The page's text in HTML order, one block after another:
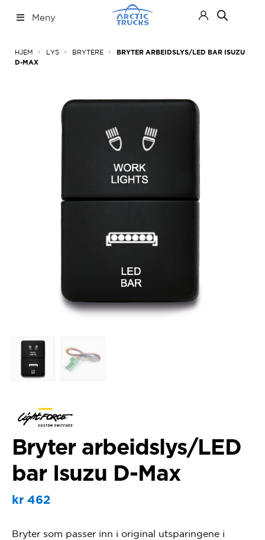
til
til
Meny
ut
HJEM LYS BRYTERE
BRYTER ARBEIDSLYS/LED BAR ISUZU
D-MAX
Bryter arbeidslys/LED
bar Isuzu D-Max
kr462
Bryter som passer inn i original utsparingene i